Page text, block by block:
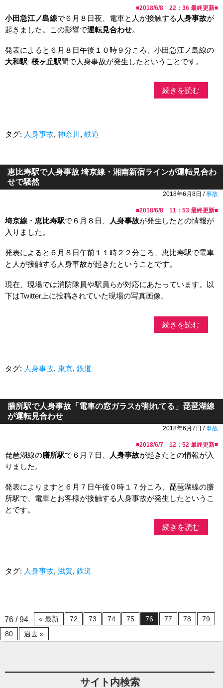
■2018/6/8 22：36 最終更新■
小田急江ノ島線で６月８日夜、電車と人が接触する 人身事故が
起きました。この影響で運転見合わせ。
発表によると６月８日午後１０時９分ころ、小田急江ノ島線の
大和駅–桜ヶ丘駅間で人身事故が発生したということです。
続きを読む
タグ: 人身事故, 神奈川 , 鉄道
恵比寿駅で人身事故 埼京線・湘南新宿ラインが運転見合わ
せで騒然
2018年6月8日 /事故
■2018/6/8 11：53 最終更新■
埼京線 ・ 恵比寿駅で６月８日、 人身事故が発生したとの情報が
入りました。
発表によると６月８日午前１１時２２分ころ、恵比寿駅で電車
と人が接触する人身事故が起きたということです。
現在、現場では消防隊員や駅員らが対応にあたっています。以
下はTwitter上に投稿されていた現場の写真画像。
続きを読む
タグ: 人身事故, 東京, 鉄道
膳所駅で人身事故「電車の窓ガラスが割れてる」琵琶湖線
が運転見合わせ
2018年6月7日 /事故
■2018/6/7 12：52 最終更新■
琵琶湖線の膳所駅で６月７日、 人身事故が起きたとの情報が入
りました。
発表によりますと６月７日午後０時１７分ころ、琵琶湖線の膳
所駅で、電車とお客様が接触する人身事故が発生したというこ
とです。
続きを読む
タグ: 人身事故, 滋賀, 鉄道
76 / 94 « 最新 72 73 74 75 76 77 78
79
80
過去 »
サイト内検索